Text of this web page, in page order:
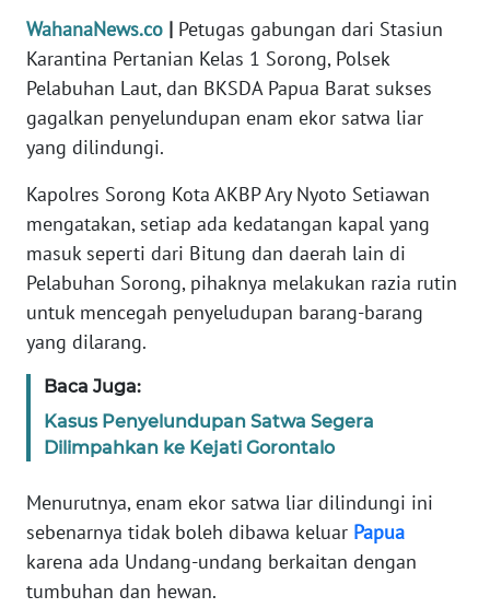
WahanaNews.co | Petugas gabungan dari Stasiun
Karantina Pertanian Kelas 1 Sorong, Polsek
Pelabuhan Laut, dan BKSDA Papua Barat sukses
gagalkan penyelundupan enam ekor satwa liar
yang dilindungi.
Kapolres Sorong Kota AKBP Ary Nyoto Setiawan
mengatakan, setiap ada kedatangan kapal yang
masuk seperti dari Bitung dan daerah lain di
Pelabuhan Sorong, pihaknya melakukan razia rutin
untuk mencegah penyeludupan barang-barang
yang dilarang.
Baca Juga:
Kasus Penyelundupan Satwa Segera
Dilimpahkan ke Kejati Gorontalo
Menurutnya, enam ekor satwa liar dilindungi ini
sebenarnya tidak boleh dibawa keluar Papua
karena ada Undang-undang berkaitan dengan
tumbuhan dan hewan.
OPINI
EDITORIAL
INDEKS
BERITA
KONTAK
INFO
IKLAN
KAMI
MEDIA
SIBER